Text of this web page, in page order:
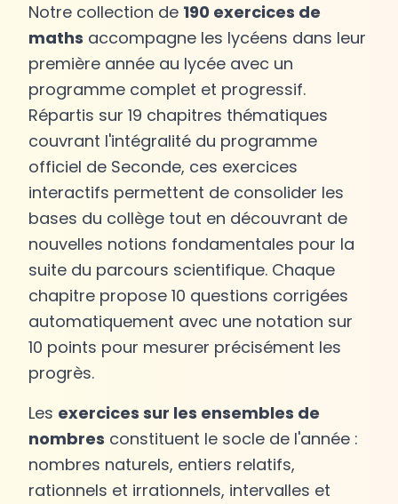
Notre collection de 190 exercices de
maths accompagne les lycéens dans leur
première année au lycée avec un
programme complet et progressif.
Répartis sur 19 chapitres thématiques
couvrant l'intégralité du programme
officiel de Seconde, ces exercices
interactifs permettent de consolider les
bases du collège tout en découvrant de
nouvelles notions fondamentales pour la
suite du parcours scientifique. Chaque
chapitre propose 10 questions corrigées
automatiquement avec une notation sur
10 points pour mesurer précisément les
progrès.
Les exercices sur les ensembles de
nombres constituent le socle de l'année :
nombres naturels, entiers relatifs,
rationnels et irrationnels, intervalles et